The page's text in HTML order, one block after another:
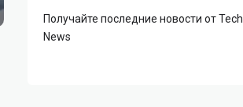
Получайте последние новости от Tech
News